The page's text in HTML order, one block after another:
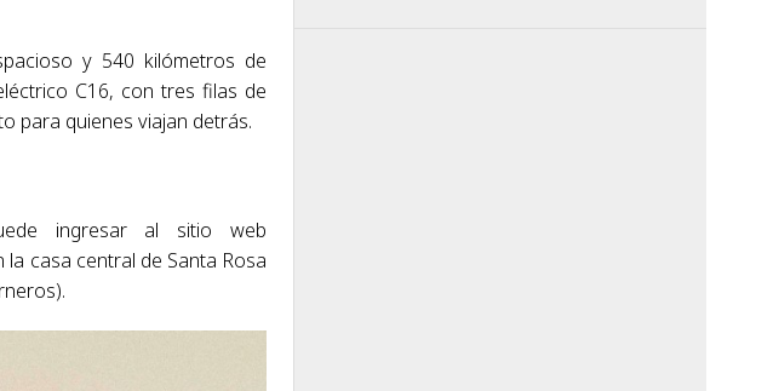
y 540 kilómetros de
C16, con tres filas de
para quienes viajan detrás.
ingresar al sitio web
casa central de Santa Rosa